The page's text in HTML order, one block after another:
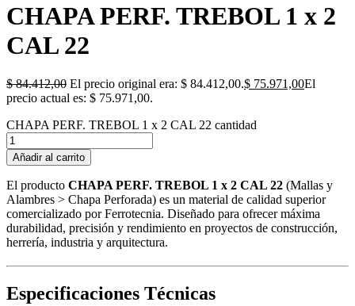
CHAPA PERF. TREBOL 1 x 2
CAL 22
$84.412,00 El precio original era: $ 84.412,00.$ 75.971,00El
precio actual es: $ 75.971,00.
CHAPA PERF. TREBOL 1 x 2 CAL 22 cantidad
Añadir al carrito
El producto CHAPA PERF. TREBOL 1 x 2 CAL 22 (Mallas y
Alambres > Chapa Perforada) es un material de calidad superior
comercializado por Ferrotecnia. Diseñado para ofrecer máxima
durabilidad, precisión y rendimiento en proyectos de construcción,
herrería, industria y arquitectura.
Especificaciones Técnicas